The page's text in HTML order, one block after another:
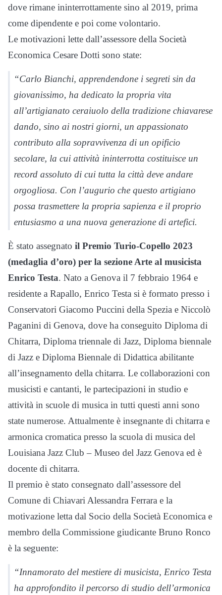
dove rimane ininterrottamente sino al 2019, prima
come dipendente e poi come volontario.
Le motivazioni lette dall’assessore della Società
Economica Cesare Dotti sono state:
“Carlo Bianchi, apprendendone i segreti sin da
giovanissimo, ha dedicato la propria vita
all’artigianato ceraiuolo della tradizione chiavarese
dando, sino ai nostri giorni, un appassionato
contributo alla sopravvivenza di un opificio
secolare, la cui attività ininterrotta costituisce un
record assoluto di cui tutta la città deve andare
orgogliosa. Con l’augurio che questo artigiano
possa trasmettere la propria sapienza e il proprio
entusiasmo a una nuova generazione di artefici.
È stato assegnato il Premio Turio-Copello 2023
(medaglia d’oro) per la sezione Arte al musicista
Enrico Testa. Nato a Genova il 7 febbraio 1964 e
residente a Rapallo, Enrico Testa si è formato presso i
Conservatori Giacomo Puccini della Spezia e Niccolò
Paganini di Genova, dove ha conseguito Diploma di
Chitarra, Diploma triennale di Jazz, Diploma biennale
di Jazz e Diploma Biennale di Didattica abilitante
all’insegnamento della chitarra. Le collaborazioni con
musicisti e cantanti, le partecipazioni in studio e
attività in scuole di musica in tutti questi anni sono
state numerose. Attualmente è insegnante di chitarra e
armonica cromatica presso la scuola di musica del
Louisiana Jazz Club – Museo del Jazz Genova ed è
docente di chitarra.
Il premio è stato consegnato dall’assessore del
Comune di Chiavari Alessandra Ferrara e la
motivazione letta dal Socio della Società Economica e
membro della Commissione giudicante Bruno Ronco
è la seguente:
“Innamorato del mestiere di musicista, Enrico Testa
ha approfondito il percorso di studio dell’armonica